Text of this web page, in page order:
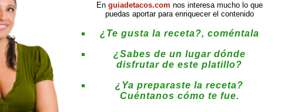
En guiadetacos.com nos interesa mucho lo que
puedas aportar para enriquecer el contenido
¿Te gusta la receta?, coméntala
¿Sabes de un lugar dónde
disfrutar de este platillo?
¿Ya preparaste la receta?
Cuéntanos cómo te fue.